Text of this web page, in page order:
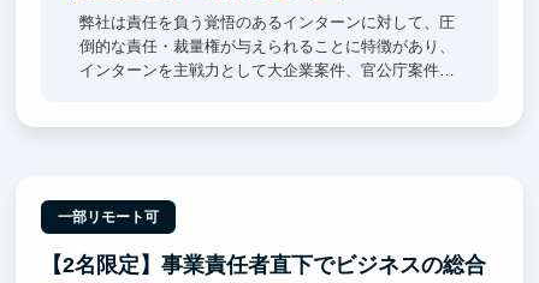
弊社は責任を負う覚悟のあるインターンに対して、圧
倒的な責任・裁量権が与えられることに特徴があり、
インターンを主戦力として大企業案件、官公庁案件を
のない一般的な大学生」から「日系大手、外資系企業
において同期トップレベルとなるビジネスマン」へと
成長してきた実績があります。
一部リモート可
【2名限定】事業責任者直下でビジネスの総合